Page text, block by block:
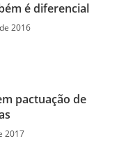
é diferencial
2016
pactuação de
2017